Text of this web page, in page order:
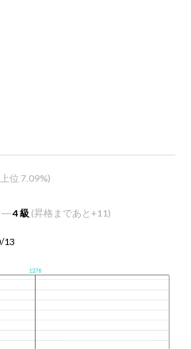
位 7.09%)
―4 級 (昇格まであと+11)
13